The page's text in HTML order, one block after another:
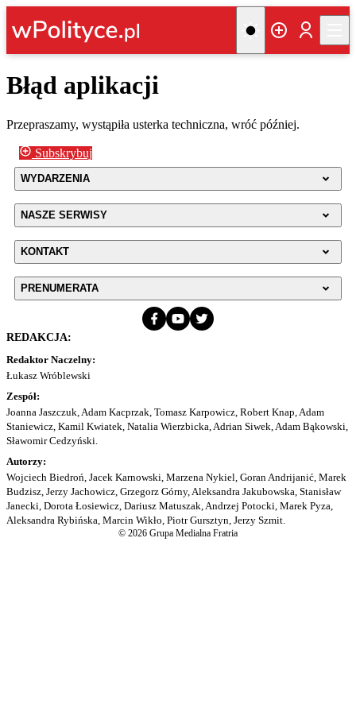
Błąd aplikacji
Przepraszamy, wystąpiła usterka techniczna, wróć później.
Subskrybuj
WYDARZENIA
NASZE SERWISY
KONTAKT
PRENUMERATA
REDAKCJA:
Redaktor Naczelny:
Łukasz Wróblewski
Zespół:
Joanna Jaszczuk, Adam Kacprzak, Tomasz Karpowicz, Robert Knap, Adam
Staniewicz, Kamil Kwiatek, Natalia Wierzbicka, Adrian Siwek, Adam Bąkowski,
Sławomir Cedzyński.
Autorzy:
Wojciech Biedroń, Jacek Karnowski, Marzena Nykiel, Goran Andrijanić, Marek
Budzisz, Jerzy Jachowicz, Grzegorz Górny, Aleksandra Jakubowska, Stanisław
Janecki, Dorota Łosiewicz, Dariusz Matuszak, Andrzej Potocki, Marek Pyza,
Aleksandra Rybińska, Marcin Wikło, Piotr Gursztyn, Jerzy Szmit.
© 2026 Grupa Medialna Fratria